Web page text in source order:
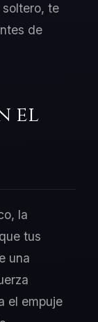
soltero, te
de
el
la
tus
una
el empuje